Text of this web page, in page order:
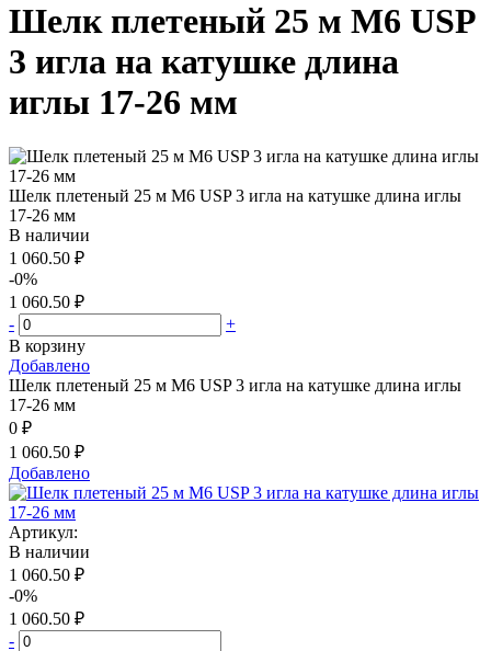
Шелк плетеный 25 м М6 USP
3 игла на катушке длина
иглы 17-26 мм
Шелк плетеный 25 м М6 USP 3 игла на катушке длина иглы
17-26 мм
В наличии
1 060.50 ₽
-0%
1 060.50 ₽
-
+
В корзину
Добавлено
Шелк плетеный 25 м М6 USP 3 игла на катушке длина иглы
17-26 мм
0 ₽
1 060.50 ₽
Добавлено
Артикул:
В наличии
1 060.50 ₽
-0%
1 060.50 ₽
-